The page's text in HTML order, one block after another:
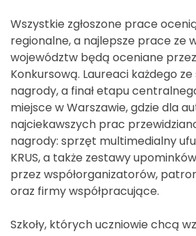
Wszystkie zgłoszone prace
regionalne, a najlepsze prace ze
województw będą oceniane
Konkursową. Laureaci każdego
nagrody, a finał etapu
miejsce w Warszawie, gdzie dla
najciekawszych prac
nagrody: sprzęt multimedialny
KRUS, a także zestawy
przez współorganizatorów,
oraz firmy współpracujące.
Szkoły, których uczniowie chcą